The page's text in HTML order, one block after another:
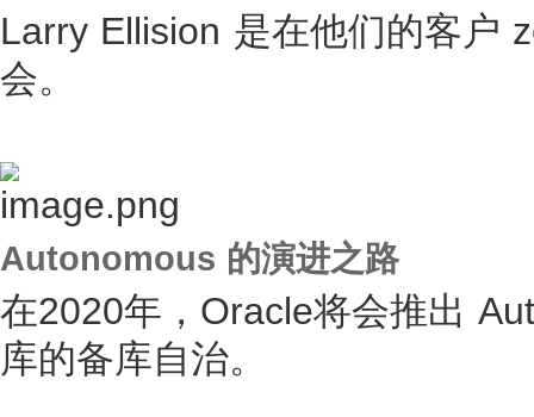
Larry Ellision 是在他们的客户
会。
Autonomous 的演进之路
在2020年，Oracle将会推出
库的备库自治。